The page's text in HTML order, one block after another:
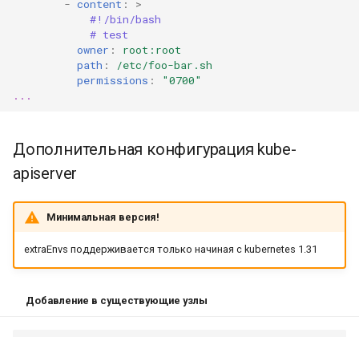
Проксирование реестра
Работа с трафиком east-
Подключение физических
устройств напрямую к
Подключение
инструментов Argo CD
масштабирования подов
- content :
>
#!/bin/bash
# test
owner :
root:root
path :
/etc/foo-bar.sh
permissions :
"0700"
...
Дополнительная конфигурация kube-
apiserver
Минимальная версия!
extraEnvs поддерживается только начиная с kubernetes 1.31
Добавление в существующие узлы